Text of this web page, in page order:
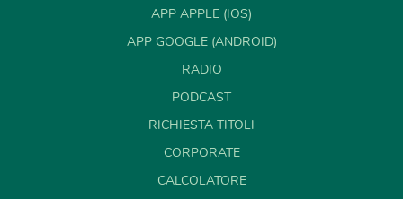
APP APPLE (IOS)
APP GOOGLE (ANDROID)
RADIO
PODCAST
RICHIESTA TITOLI
CORPORATE
CALCOLATORE